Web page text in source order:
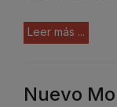
Leer más ...
Nuevo